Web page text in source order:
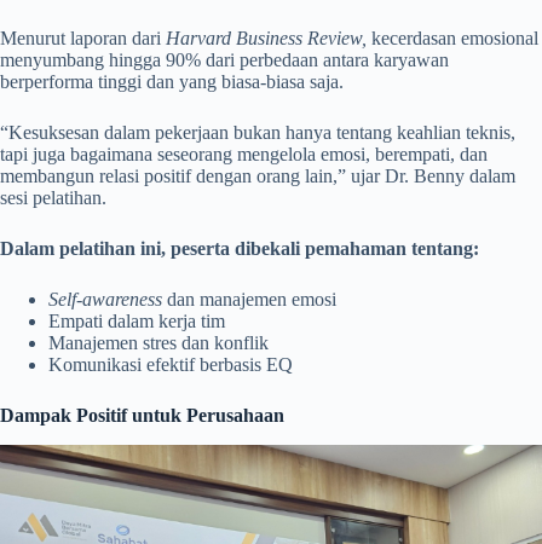
Menurut laporan dari Harvard Business Review, kecerdasan emosional
menyumbang hingga 90% dari perbedaan antara karyawan
berperforma tinggi dan yang biasa-biasa saja.
“Kesuksesan dalam pekerjaan bukan hanya tentang keahlian teknis,
tapi juga bagaimana seseorang mengelola emosi, berempati, dan
membangun relasi positif dengan orang lain,” ujar Dr. Benny dalam
sesi pelatihan.
Dalam pelatihan ini, peserta dibekali pemahaman tentang:
Self-awareness dan manajemen emosi
Empati dalam kerja tim
Manajemen stres dan konflik
Komunikasi efektif berbasis EQ
Dampak Positif untuk Perusahaan